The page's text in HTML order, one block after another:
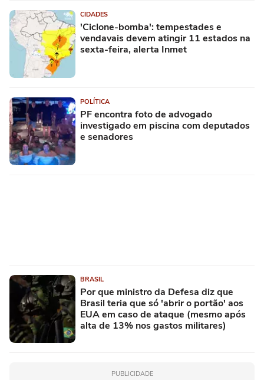
CIDADES
'Ciclone-bomba': tempestades e
vendavais devem atingir 11 estados na
sexta-feira, alerta Inmet
POLÍTICA
PF encontra foto de advogado
investigado em piscina com deputados
e senadores
BRASIL
Por que ministro da Defesa diz que
Brasil teria que só 'abrir o portão' aos
EUA em caso de ataque (mesmo após
alta de 13% nos gastos militares)
PUBLICIDADE